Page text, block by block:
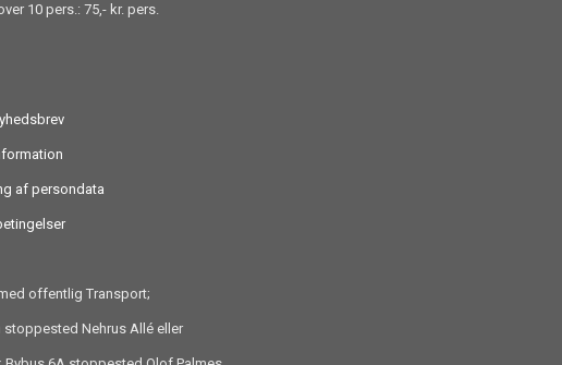
10 pers.: 75,- kr. pers.
af persondata
offentlig Transport;
stoppested Nehrus Allé eller